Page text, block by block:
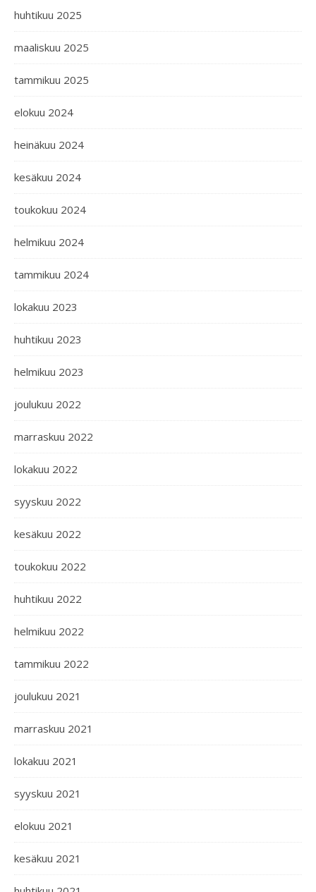
huhtikuu 2025
maaliskuu 2025
tammikuu 2025
elokuu 2024
heinäkuu 2024
kesäkuu 2024
toukokuu 2024
helmikuu 2024
tammikuu 2024
lokakuu 2023
huhtikuu 2023
helmikuu 2023
joulukuu 2022
marraskuu 2022
lokakuu 2022
syyskuu 2022
kesäkuu 2022
toukokuu 2022
huhtikuu 2022
helmikuu 2022
tammikuu 2022
joulukuu 2021
marraskuu 2021
lokakuu 2021
syyskuu 2021
elokuu 2021
kesäkuu 2021